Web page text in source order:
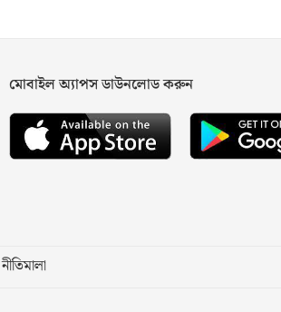
মোবাইল অ্যাপস ডাউনলোড করুন
নীতিমালা